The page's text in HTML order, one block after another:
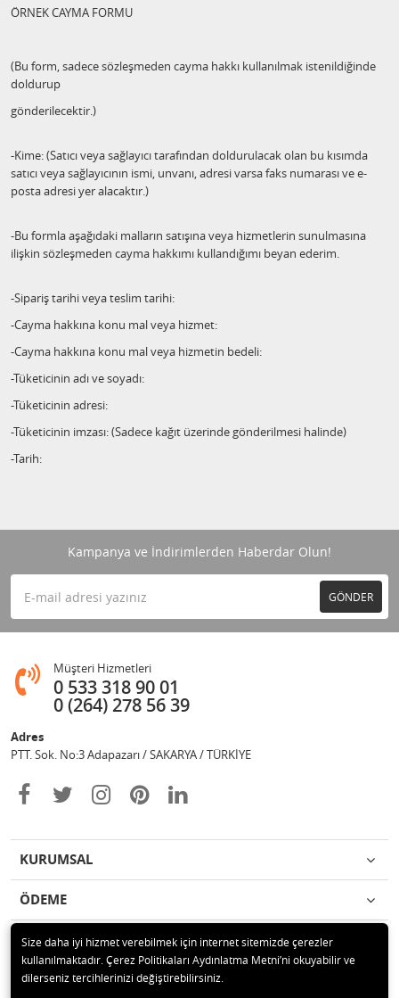
ÖRNEK CAYMA FORMU
(Bu form, sadece sözleşmeden cayma hakkı kullanılmak istenildiğinde
doldurup
gönderilecektir.)
-Kime: (Satıcı veya sağlayıcı tarafından doldurulacak olan bu kısımda
satıcı veya sağlayıcının ismi, unvanı, adresi varsa faks numarası ve e-
posta adresi yer alacaktır.)
-Bu formla aşağıdaki malların satışına veya hizmetlerin sunulmasına
ilişkin sözleşmeden cayma hakkımı kullandığımı beyan ederim.
-Sipariş tarihi veya teslim tarihi:
-Cayma hakkına konu mal veya hizmet:
-Cayma hakkına konu mal veya hizmetin bedeli:
-Tüketicinin adı ve soyadı:
-Tüketicinin adresi:
-Tüketicinin imzası: (Sadece kağıt üzerinde gönderilmesi halinde)
-Tarih:
Kampanya ve İndirimlerden Haberdar Olun!
GÖNDER
Müşteri Hizmetleri
0 533 318 90 01
0 (264) 278 56 39
Adres
PTT. Sok. No:3 Adapazarı / SAKARYA / TÜRKİYE
KURUMSAL
ÖDEME
İLETİŞİM
© 2020 Değişim Yayınları Tüm hakları saklıdır.
Size daha iyi hizmet verebilmek için internet sitemizde çerezler
kullanılmaktadır. Çerez Politikaları Aydınlatma Metni’ni okuyabilir ve
dilerseniz tercihlerinizi değiştirebilirsiniz.